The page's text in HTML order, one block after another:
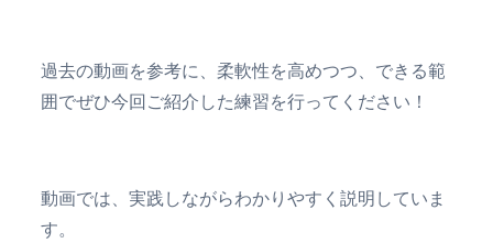
過去の動画を参考に、柔軟性を高めつつ、できる範
囲でぜひ今回ご紹介した練習を行ってください！
動画では、実践しながらわかりやすく説明していま
す。